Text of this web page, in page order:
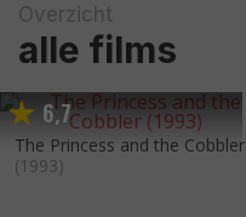
Overzicht
alle films
6,7
The Princess and the Cobbler
(1993)